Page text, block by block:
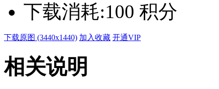
下载消耗:100 积分
下载原图 (3440x1440) 加入收藏 开通VIP
相关说明